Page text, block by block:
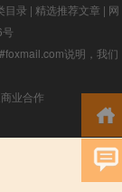
目录 | 精选推荐文章 | 网
说明，我们
业合作